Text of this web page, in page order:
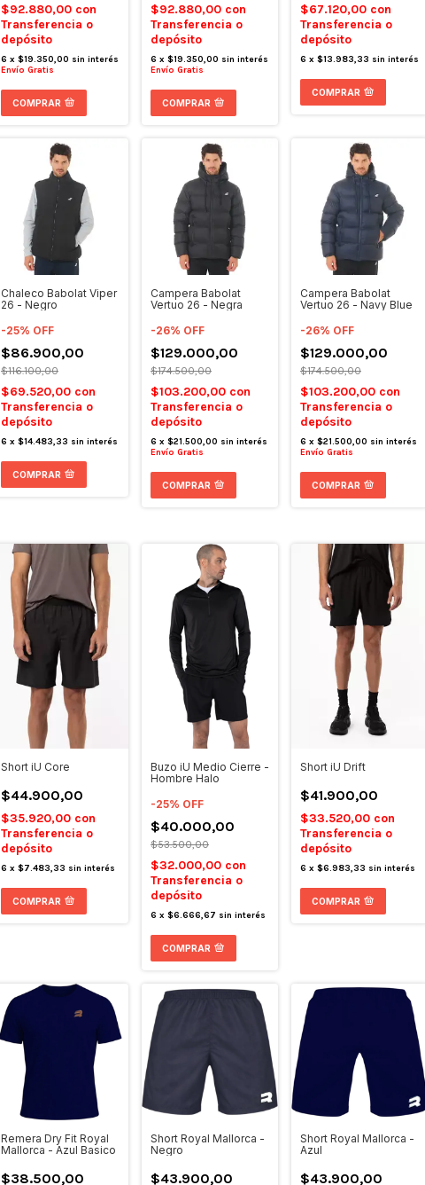
$92.880,00 con
Transferencia o
depósito
6 x $19.350,00 sin interés
Envío Gratis
COMPRAR
$92.880,00 con
Transferencia o
depósito
6 x $19.350,00 sin interés
Envío Gratis
COMPRAR
$67.120,00 con
Transferencia o
depósito
6 x $13.983,33 sin interés
COMPRAR
Chaleco Babolat Viper
26 - Negro
-25% OFF
$86.900,00
$116.100,00
$69.520,00 con
Transferencia o
depósito
6 x $14.483,33 sin interés
COMPRAR
Campera Babolat
Vertuo 26 - Negra
-26% OFF
$129.000,00
$174.500,00
$103.200,00 con
Transferencia o
depósito
6 x $21.500,00 sin interés
Envío Gratis
COMPRAR
Campera Babolat
Vertuo 26 - Navy Blue
-26% OFF
$129.000,00
$174.500,00
$103.200,00 con
Transferencia o
depósito
6 x $21.500,00 sin interés
Envío Gratis
COMPRAR
Short iU Core
$44.900,00
$35.920,00 con
Transferencia o
depósito
6 x $7.483,33 sin interés
COMPRAR
Buzo iU Medio Cierre -
Hombre Halo
-25% OFF
$40.000,00
$53.500,00
$32.000,00 con
Transferencia o
depósito
6 x $6.666,67 sin interés
COMPRAR
Short iU Drift
$41.900,00
$33.520,00 con
Transferencia o
depósito
6 x $6.983,33 sin interés
COMPRAR
Remera Dry Fit Royal
Mallorca - Azul Basico
$38.500,00
Short Royal Mallorca -
Negro
$43.900,00
Short Royal Mallorca -
Azul
$43.900,00